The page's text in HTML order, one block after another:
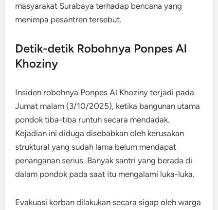
masyarakat Surabaya terhadap bencana yang
menimpa pesantren tersebut.
Detik-detik Robohnya Ponpes Al
Khoziny
Insiden robohnya Ponpes Al Khoziny terjadi pada
Jumat malam (3/10/2025), ketika bangunan utama
pondok tiba-tiba runtuh secara mendadak.
Kejadian ini diduga disebabkan oleh kerusakan
struktural yang sudah lama belum mendapat
penanganan serius. Banyak santri yang berada di
dalam pondok pada saat itu mengalami luka-luka.
Evakuasi korban dilakukan secara sigap oleh warga